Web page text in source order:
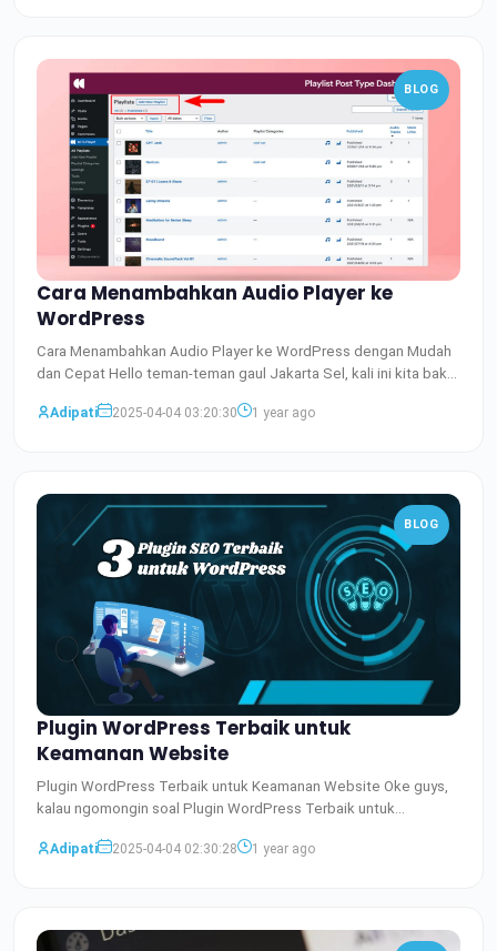
BLOG
Cara Menambahkan Audio Player ke
WordPress
Cara Menambahkan Audio Player ke WordPress dengan Mudah
dan Cepat Hello teman-teman gaul Jakarta Sel, kali ini kita baka
Adipati
2025-04-04 03:20:30 1 year ago
BLOG
Plugin WordPress Terbaik untuk
Keamanan Website
Plugin WordPress Terbaik untuk Keamanan Website Oke guys,
kalau ngomongin soal Plugin WordPress Terbaik untuk
Adipati
2025-04-04 02:30:28 1 year ago